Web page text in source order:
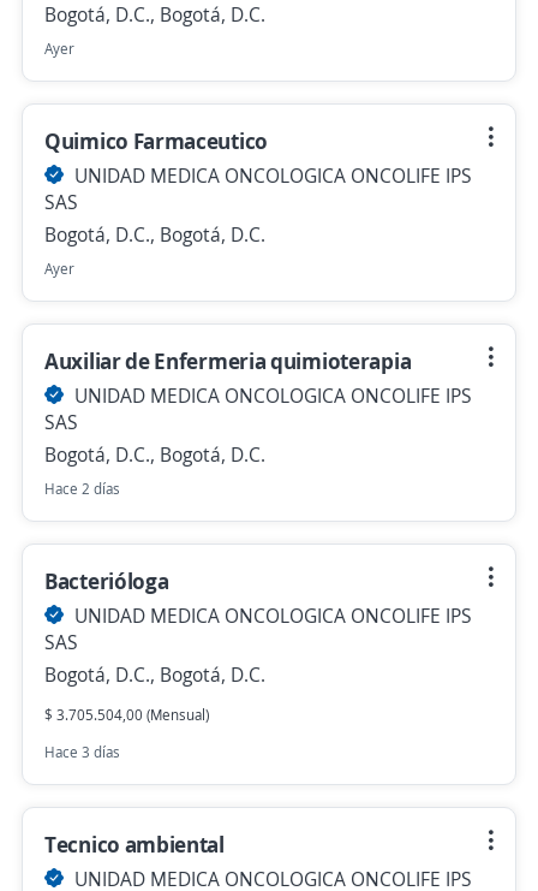
Bogotá, D.C., Bogotá, D.C.
Ayer
Quimico Farmaceutico
UNIDAD MEDICA ONCOLOGICA ONCOLIFE IPS
SAS
Bogotá, D.C., Bogotá, D.C.
Ayer
Auxiliar de Enfermeria quimioterapia
UNIDAD MEDICA ONCOLOGICA ONCOLIFE IPS
SAS
Bogotá, D.C., Bogotá, D.C.
Hace 2 días
Bacterióloga
UNIDAD MEDICA ONCOLOGICA ONCOLIFE IPS
SAS
Bogotá, D.C., Bogotá, D.C.
$ 3.705.504,00 (Mensual)
Hace 3 días
Tecnico ambiental
UNIDAD MEDICA ONCOLOGICA ONCOLIFE IPS